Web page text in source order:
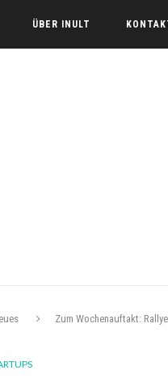
ÜBER INULT
Zum Wochenauftakt: